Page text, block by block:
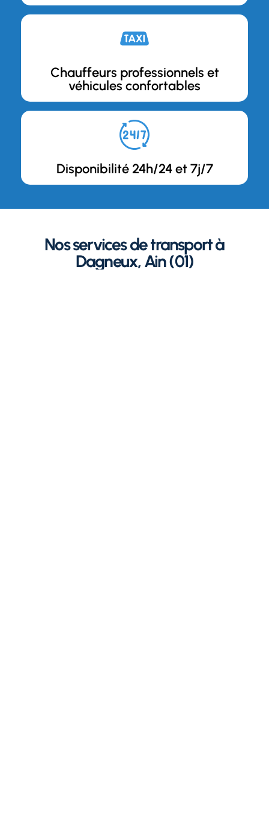
Disponibilité 24h/24 et 7j/7
Chauffeurs professionnels et
véhicules confortables
Nos services de transport à
Dagneux, Ain (01)